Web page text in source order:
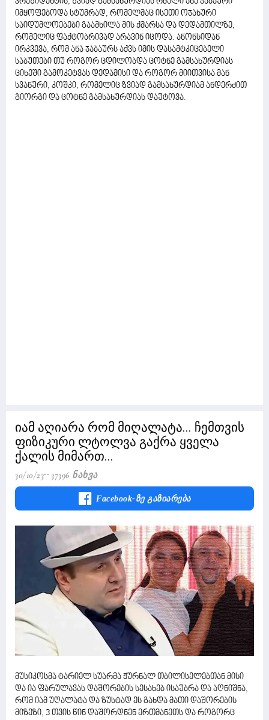
იმყოფებოდა სტუმრად, რომელმაც ისეთი ოჯახური
საიდუმლოებები გაამხილა მის ქმარსა და დედამთილზე,
რომელიც ფაქტობრივად არავინ იცოდა. ანონსიდან
ირკვევა, რომ ანა ჯაბაურს აქვს იმის დასამტკიცებელი
საბუთები თუ როგორ ცდილობდა ცოტნე გამსახურდიას
ციხეში გამოკეტვას დედამისი და როგორ მიითვისა მან
სვანური, კოშკი, რომელიც ზვიად გამსახურდიამ ანდერძით
გიორგი და ცოტნე გამსახურდიას დაუტოვა.
იამ აღიარა რომ მიღალატა... ჩემთვის
ფიზიკური ლტოლვა გაქრა ყველა
ქალის მიმართ...
30/10/23 37396 Ნახვა
Facebook-Ზე Გაზიარება
მუსიკოსმა ტარიელ სუარმა ჟურნალ თბილისელებთან მისი
და ია ფარულავას დაშორების სესახებ ისაუბრა და აღნიშნა,
რომ იამ უღალატა და ზუსტად ეს გახდა მათი დაშორების
მიზეზი, 3 თვის წინ დაშორდნენ ერთმანეთს და როგორც